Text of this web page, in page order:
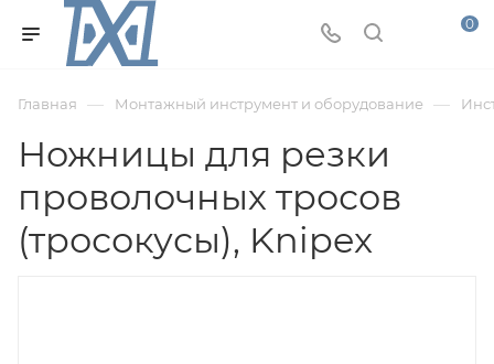
0
Главная — Монтажный инструмент и оборудование —
Ножницы для резки
проволочных тросов
(тросокусы), Knipex